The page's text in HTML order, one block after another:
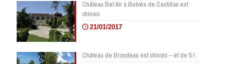
Château Bel Air à Belvès de Castillon est
chinois
21/01/2017
Château de Brondeau est chinois – et de 5 !